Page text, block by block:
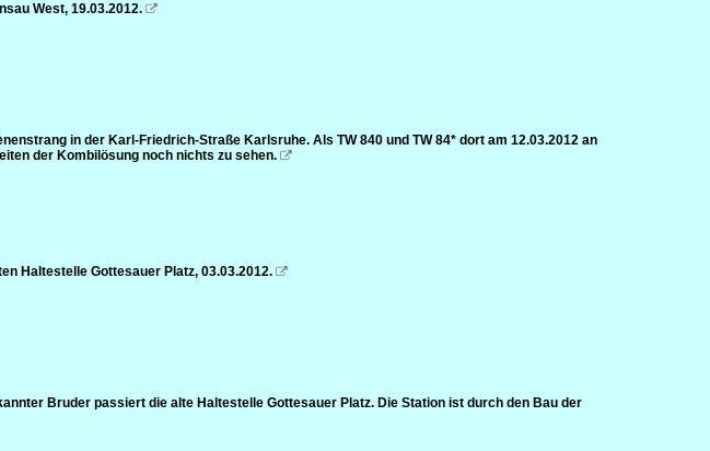
West, 19.03.2012. 
in der Karl-Friedrich-Straße Karlsruhe. Als TW 840 und TW 84* dort am 12.03.2012 an
der Kombilösung noch nichts zu sehen. 
Haltestelle Gottesauer Platz, 03.03.2012. 
Bruder passiert die alte Haltestelle Gottesauer Platz. Die Station ist durch den Bau der